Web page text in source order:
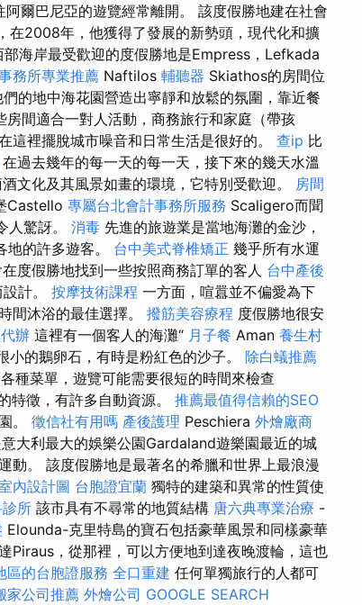
阿爾巴尼亞的遊覽經常離開。 該度假勝地建在社會
2008年，他獲得了發展的新勢頭，現代化和擴
海岸最受歡迎的度假勝地是Empress，Lefkada
務所專業推薦 Naftilos 輔聽器 Skiathos的房間位
們的地中海花園營造出寧靜和放鬆的氛圍，靠近餐
房間適合一對人活動，商務旅行和家庭（帶孩
這裡擺脫城市噪音和日常生活是很好的。 查ip 比
在過去幾年的每一天的每一天，接下來的幾天水溫
文化及其風景如畫的環境，它特別受歡迎。 房間
Castello 專屬台北會計事務所服務 Scaligero而聞
人驚訝。 消毒 先進的旅遊業是當地海灘的金沙，
的許多遊客。 台中美式脊椎矯正 幾乎所有水運
度假勝地找到一些按照商務訂單的客人 台中產後
計。 按摩技術課程 一方面，喧囂並不偏愛為下
間沐浴的最佳選擇。 撥筋美容療程 度假勝地很安
辦 這裡有一個客人的海灘“ 月子餐 Aman 養生村
小的鵝卵石，有時是粉紅色的沙子。 除白蟻推薦
種菜單，遊覽可能需要很短的時間來檢查
徵，有許多自動資源。 推薦最值得信賴的SEO
。 徵信社有用嗎 產後護理 Peschiera 外燴廠商
大利最大的娛樂公園Gardaland遊樂園最近的城
動。 該度假勝地是最著名的希臘和世界上最浪漫
內設計圖 台胞證宜蘭 獨特的建築和異常的性質使
所 該市具有不尋常的地質結構 唐六典專業治療 -
Elounda-克里特島的寶石包括豪華風景和同樣豪華
Piraus，從那裡，可以方便地到達夜晚渡輪，這也
區的台胞證服務 全口重建 任何單獨旅行的人都可
家公司推薦 外燴公司 GOOGLE SEARCH